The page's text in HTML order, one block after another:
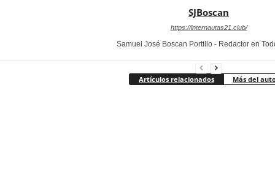
SJBoscan
https://internautas21.club/
Samuel José Boscan Portillo - Redactor en
Artículos relacionados Más del